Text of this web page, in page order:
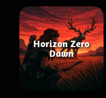
Horizon Zero
Dawn